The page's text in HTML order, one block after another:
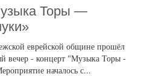
Торы —
еврейской общине прошёл
вечер - концерт "Музыка Торы -
началось с...